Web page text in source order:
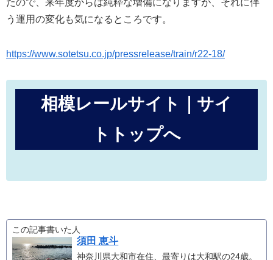
う運用の変化も気になるところです。
https://www.sotetsu.co.jp/pressrelease/train/r22-18/
相模レールサイト｜サイ
トトップへ
この記事書いた人
須田 恵斗
神奈川県大和市在住、最寄りは大和駅の24歳。